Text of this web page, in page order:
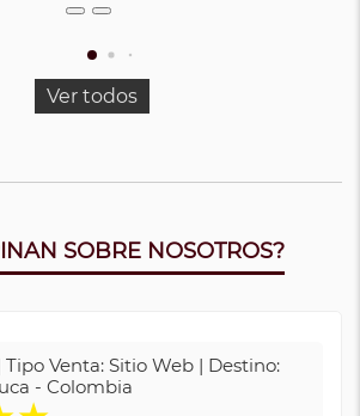
Ver todos
SOBRE NOSOTROS?
Tipo Venta: Sitio Web | Destino:
- Colombia